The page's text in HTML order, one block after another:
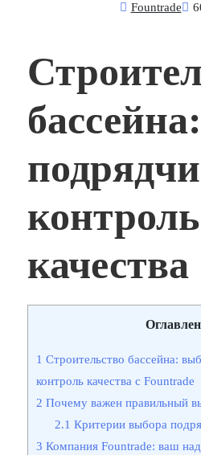
Fоuntrade
контроль
качества
1 Строительство бассейна:
контроль качества с Fountrade
2 Почему важен правильный
2.1 Критерии выбора
3 Компания Fountrade: ваш